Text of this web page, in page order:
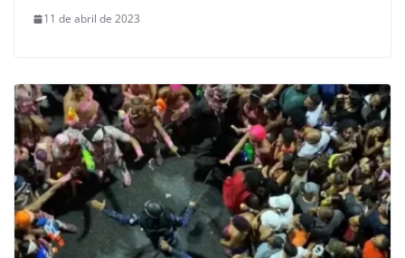
11 de abril de 2023